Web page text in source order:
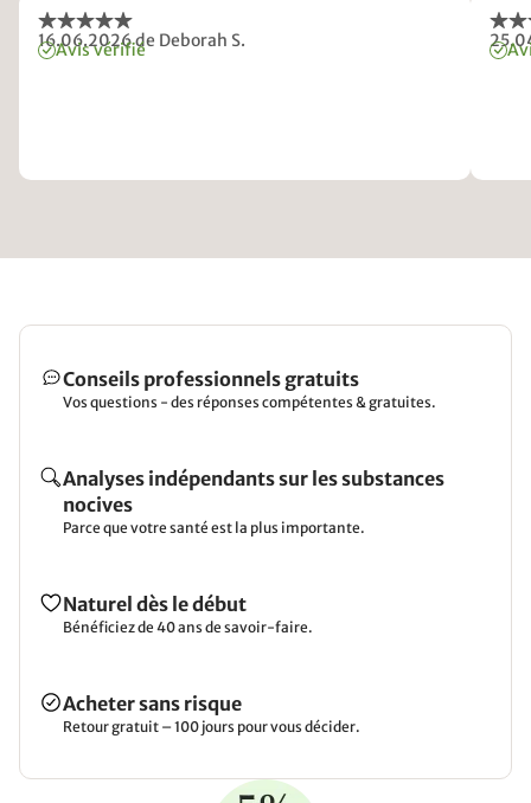
16.06.2026de Deborah S.
Avis vérifié
Conseils professionnels gratuits
Vos questions - des réponses compétentes & gratuites.
Analyses indépendants sur les substances
nocives
Parce que votre santé est la plus importante.
Naturel dès le début
Bénéficiez de 40 ans de savoir-faire.
Acheter sans risque
Retour gratuit – 100 jours pour vous décider.